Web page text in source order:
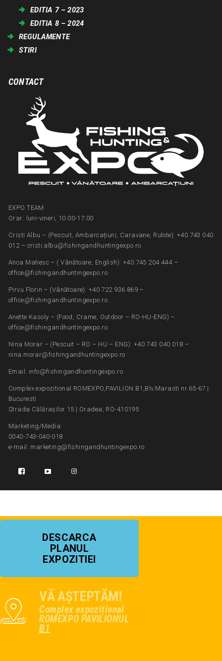
EDITIA 7 – 2023
EDITIA 8 – 2024
REGULAMENTE
STIRI
CONTACT
EXPO TEAM
Orar: luni-vineri, 10:00-17:00
Cristi Albu – (Pescuit, Ambarcațiuni, Caravane, Rulote): +40 743 040
012 – cristi.albu@fishingandhuntingexpo.ro
Anca Matiesc – ( Vânătoare, English): +40 745 204 444 –
office@fishingandhuntingexpo.ro
Pirvu Florin – (Vânătoare): +40 722 936 869 –
office@fishingandhuntingexpo.ro
Anette Kasoly – (Food, Crame, Outdoor – RO-HU-ENG) –
office@fishingandhuntingexpo.ro
Nina Morar – (Pescuit – RO – HU – ENG): +40 743 040 018 –
nina.morar@fishingandhuntingexpo.ro
Email: info@fishingandhuntingexpo.ro
Complex expozitional ROMEXPO,PAVILION B1,Blv.Marasti nr.65-67 |
Bucuresti
Strada Călărașilor 15 | Oradea, RO-410195
Marketing/Media:
0040-743-040-018
e-mail: marketing@fishingandhuntingexpo.ro
DESCARCA
PLANUL
EXPOZITIEI
VĂ AȘTEPTĂM!
Complex expozițional
ROMEXPO PAVILIONUL
B1